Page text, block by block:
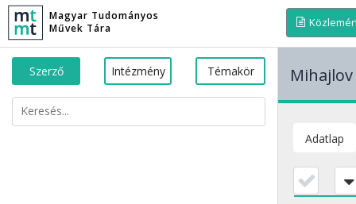
Magyar Tudományos
Művek Tára
Szerző Intézmény Témakör
Adatlap